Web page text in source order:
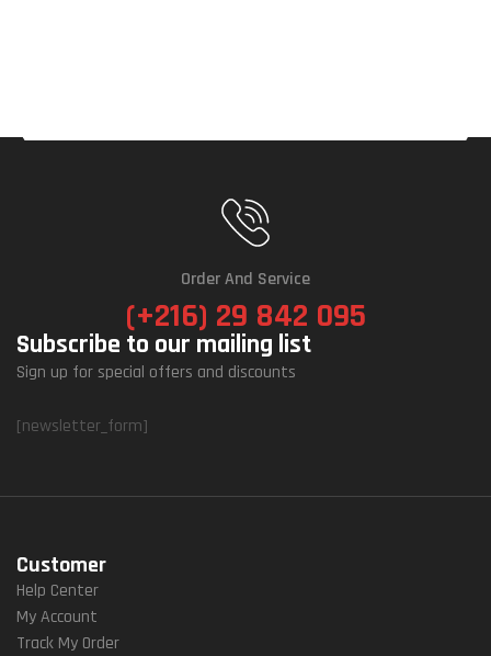
Order And Service
(+216) 29 842 095
Subscribe to our mailing list
Sign up for special offers and discounts
[newsletter_form]
Customer
Help Center
My Account
Track My Order